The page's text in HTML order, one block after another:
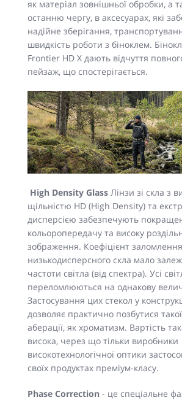
як матеріал зовнішньої обробки, а
останню чергу, в аксесуарах, які
надійне зберігання,
швидкість роботи з біноклем.
Frontier НD X дають відчуття
пейзаж, що спостерігається.
High Density Glass Лінзи зі скла з
щільністю HD (High Density) та
дисперсією забезпечують
кольоропередачу та високу
зображення. Коефіцієнт заломлення
низькодисперсного скла мало
частоти світла (від спектра). Усі
переломлюються на однакову
Застосування цих стекол у
дозволяє практично позбутися
аберації, як хроматизм. Вартість
висока, через що тільки виробники
високотехнологічної оптики
своїх продуктах преміум-класу.
Phase Correction - це спеціальне